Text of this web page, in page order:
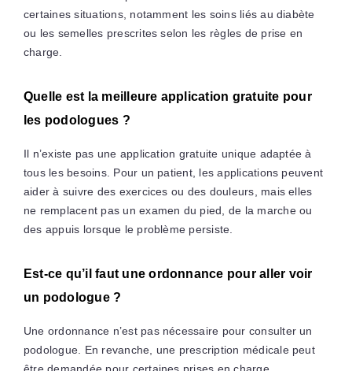
certaines situations, notamment les soins liés au diabète
ou les semelles prescrites selon les règles de prise en
charge.
Quelle est la meilleure application gratuite pour
les podologues ?
Il n’existe pas une application gratuite unique adaptée à
tous les besoins. Pour un patient, les applications peuvent
aider à suivre des exercices ou des douleurs, mais elles
ne remplacent pas un examen du pied, de la marche ou
des appuis lorsque le problème persiste.
Est-ce qu’il faut une ordonnance pour aller voir
un podologue ?
Une ordonnance n’est pas nécessaire pour consulter un
podologue. En revanche, une prescription médicale peut
être demandée pour certaines prises en charge,